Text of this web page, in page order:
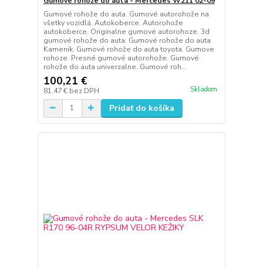
Gumové rohože do auta. Gumové autorohože na
všetky vozidlá. Autokoberce. Autorohože
autokoberce. Originalne gumové autorohoze. 3d
gumové rohože do auta. Gumové rohože do auta
Kamenik. Gumové rohože do auta toyota. Gumove
rohoze. Presné gumové autorohože. Gumové
rohože do auta univerzalne. Gumové roh...
100,21 €
81,47 € bez DPH Skladom
Pridať do košíka